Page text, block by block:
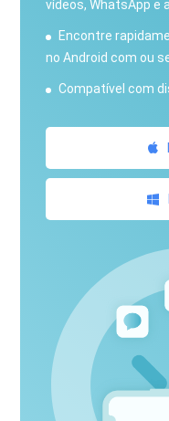
vídeos, WhatsApp e
Encontre
no Android com ou
Compatível com